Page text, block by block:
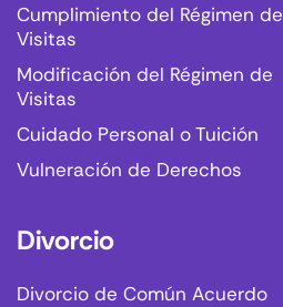
Cumplimiento del Régimen de
Visitas
Modificación del Régimen de
Visitas
Cuidado Personal o Tuición
Vulneración de Derechos
Divorcio
Divorcio de Común Acuerdo